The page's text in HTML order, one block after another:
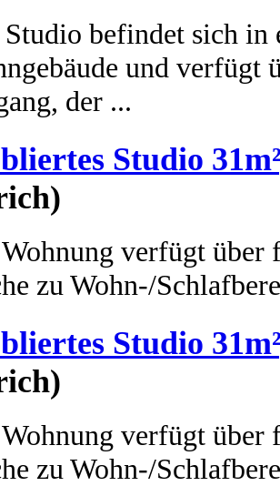
Studio befindet sich in
und verfügt
der ...
Studio
verfügt über
zu Wohn-/
Studio
verfügt über
zu Wohn-/